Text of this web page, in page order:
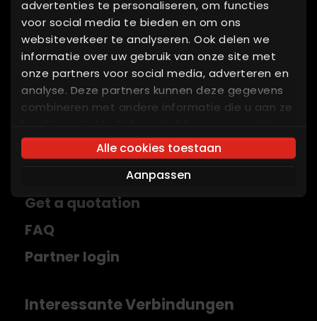
advertenties te personaliseren, om functies
voor social media te bieden en om ons
websiteverkeer te analyseren. Ook delen we
informatie over uw gebruik van onze site met
onze partners voor social media, adverteren en
analyse. Deze partners kunnen deze gegevens
combineren met andere informatie die u aan ze
basis van uw gebruik van hun services. U gaat
akkoord met onze cookies als u onze website
Alle cookies toestaan
Aanpassen
Equipment
OEM Parts
Service
Integration
About ALFRA
Become a partner
Get a quotation
FAQ
Partner login
Interessante Verbindungen